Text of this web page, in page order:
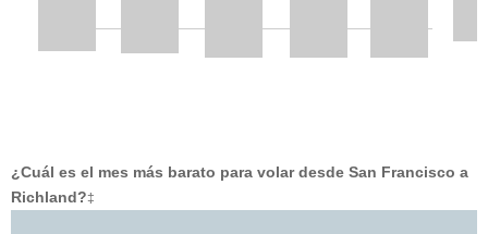
¿Cuál es el mes más barato para volar desde San Francisco a
Richland?‡